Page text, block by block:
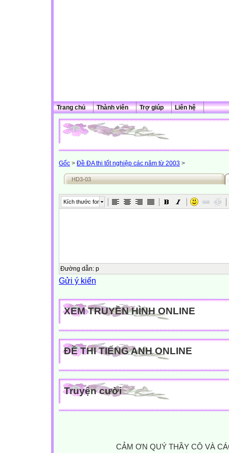
Trang chủ Thành viên Trợ giúp Liên hệ
Gốc > Đề ĐA thi tốt nghiệp các năm từ 2003 >
HD3-03
Kích thước font
Đường dẫn: p
Gửi ý kiến
XEM TRUYỀN HÌNH ONLINE
ĐỀ THI TIẾNG ANH ONLINE
Truyện cười
CẢM ƠN QUÝ THẦY CÔ VÀ